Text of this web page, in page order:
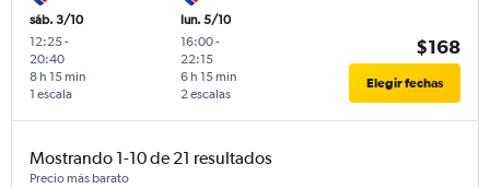
sáb. 3/10
12:25-
20:40
1 escala
8 h 15 min
lun. 5/10
16:00-
22:15
2 escalas
6 h 15 min
$168
Elegir fechas
Mostrando 1-10 de 21 resultados
Precio más barato